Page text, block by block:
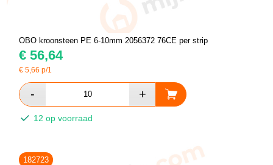
OBO kroonsteen PE 6-10mm 2056372 76CE per strip
€ 56,64
€5,66 p/1
12 op voorraad
182723